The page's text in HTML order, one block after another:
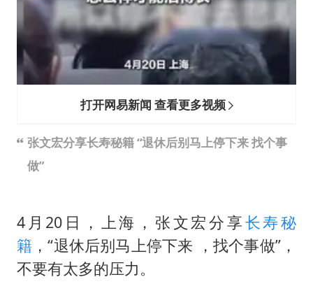
打开网易新闻 查看更多视频
张文宏分享长寿秘籍 “退休后别马上停下来 找个事
做”
4月20日，上海，张文宏分享长寿秘
籍 ，“退休后别马上停下来 ，找个事做”，
不要有太多的压力。